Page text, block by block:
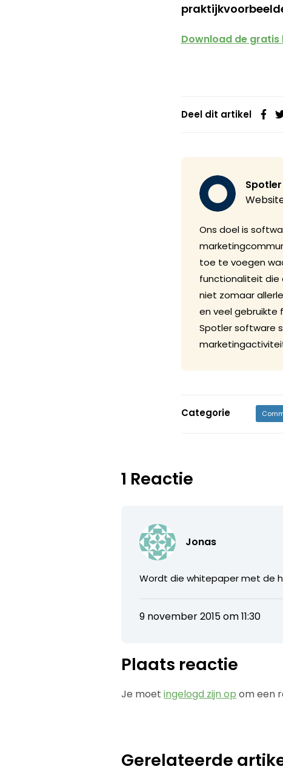
Download de gratis
Deel dit artikel
Spotler
Ons doel is
toe te voegen
functionaliteit die
niet zomaar
en veel gebruikte
Spotler software
Categorie
1 Reactie
Jonas
Wordt die whitepaper met de
9 november 2015 om 11:30
Plaats reactie
Je moetingelogd zijn op om een
Gerelateerde